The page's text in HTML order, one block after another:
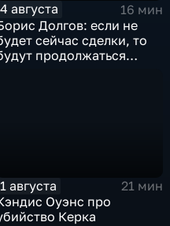
4 августа
16 мин
Долгов: если не
сейчас сделки, то
продолжаться
1 августа
21 мин
Оуэнс про
Керка